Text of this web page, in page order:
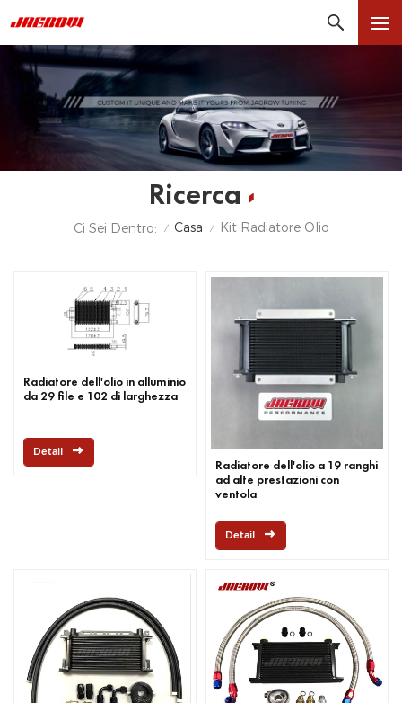
Ricerca
Ci Sei Dentro: / Casa / Kit Radiatore Olio
Radiatore dell'olio in alluminio
da 29 file e 102 di larghezza
Detail
Radiatore dell'olio a 19 ranghi
ad alte prestazioni con
ventola
Detail